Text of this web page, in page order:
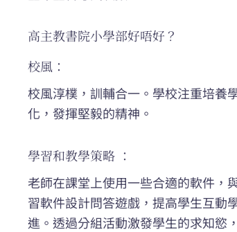
高主教書院小學部好唔好？
校風：
校風淳樸，訓輔合一。學校注重培養
化，發揮堅毅的精神。
學習和教學策略 ：
老師在課堂上使用一些合適的軟件，
習軟件設計問答遊戲，提高學生互動
進。透過分組活動激發學生的求知慾